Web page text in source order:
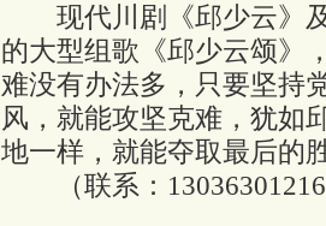
现代川剧《邱少云》及
的大型组歌《邱少云颂》
难没有办法多，只要坚持
风，就能攻坚克难，犹如
地一样，就能夺取最后的
（联系：